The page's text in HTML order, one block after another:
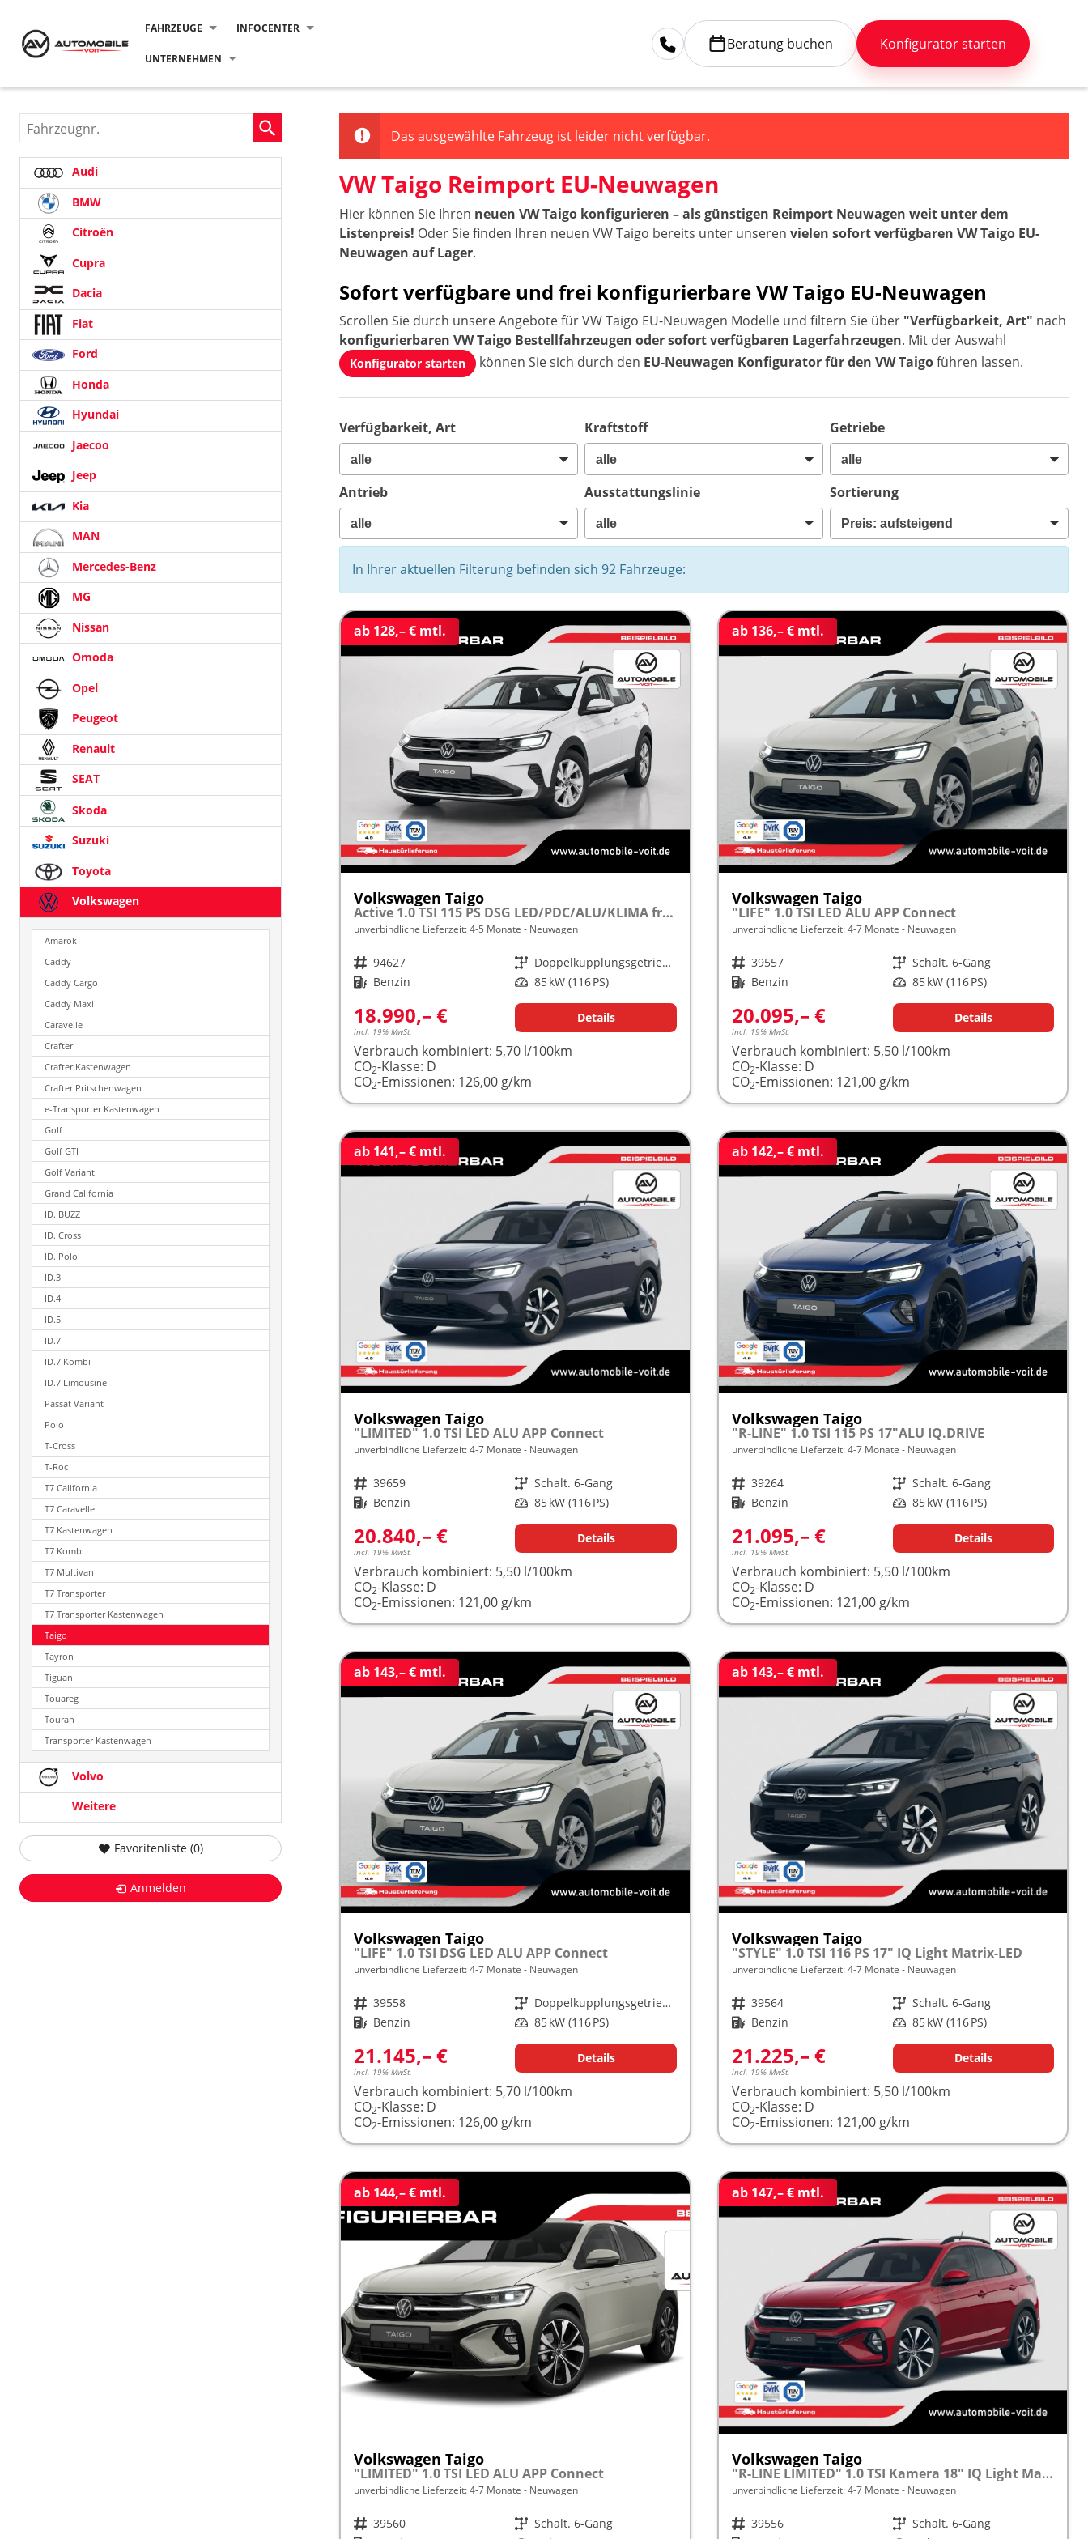
FAHRZEUGE INFOCENTER
UNTERNEHMEN
Beratung buchen Konfigurator starten
Das ausgewählte Fahrzeug ist leider nicht verfügbar.
VW Taigo Reimport EU-Neuwagen
Hier können Sie Ihren neuen VW Taigo konfigurieren – als günstigen Reimport Neuwagen weit unter dem
Listenpreis! Oder Sie finden Ihren neuen VW Taigo bereits unter unserenvielen sofort verfügbaren VW Taigo EU-
Neuwagen auf Lager.
Sofort verfügbare und frei konfigurierbare VW Taigo EU-Neuwagen
Scrollen Sie durch unsere Angebote für VW Taigo EU-Neuwagen Modelle und filtern Sie über "Verfügbarkeit, Art" nach
konfigurierbaren VW Taigo Bestellfahrzeugen oder sofort verfügbaren Lagerfahrzeugen. Mit der Auswahl
Konfigurator starten können Sie sich durch den EU-Neuwagen Konfigurator für den VW Taigoführen lassen.
Verfügbarkeit, Art Kraftstoff Getriebe
Antrieb Ausstattungslinie Sortierung
In Ihrer aktuellen Filterung befinden sich 92 Fahrzeuge:
ab 128,– € mtl.
Volkswagen Taigo
Active 1.0 TSI 115 PS DSG LED/PDC/ALU/KLIMA frei konfigurierbar!
unverbindliche Lieferzeit: 4-5 Monate Neuwagen
Fahrzeugnr. 94627 Getriebe
Doppelkupplungsgetriebe (DSG)
Kraftstoff Benzin Leistung 85 kW (116 PS)
18.990,– €
incl. 19% MwSt.
Details
Verbrauch kombiniert: 5,70 l/100km
CO2-Klasse: D
CO2-Emissionen: 126,00 g/km
ab 136,– € mtl.
Volkswagen Taigo
"LIFE" 1.0 TSI LED ALU APP Connect
unverbindliche Lieferzeit: 4-7 Monate Neuwagen
Fahrzeugnr. 39557 Getriebe Schalt. 6-Gang
Kraftstoff Benzin Leistung 85 kW (116 PS)
20.095,– €
incl. 19% MwSt.
Details
Verbrauch kombiniert: 5,50 l/100km
CO2-Klasse: D
CO2-Emissionen: 121,00 g/km
ab 141,– € mtl.
Volkswagen Taigo
"LIMITED" 1.0 TSI LED ALU APP Connect
unverbindliche Lieferzeit: 4-7 Monate Neuwagen
Fahrzeugnr. 39659 Getriebe Schalt. 6-Gang
Kraftstoff Benzin Leistung 85 kW (116 PS)
20.840,– €
incl. 19% MwSt.
Details
Verbrauch kombiniert: 5,50 l/100km
CO2-Klasse: D
CO2-Emissionen: 121,00 g/km
ab 142,– € mtl.
Volkswagen Taigo
"R-LINE" 1.0 TSI 115 PS 17"ALU IQ.DRIVE
unverbindliche Lieferzeit: 4-7 Monate Neuwagen
Fahrzeugnr. 39264 Getriebe Schalt. 6-Gang
Kraftstoff Benzin Leistung 85 kW (116 PS)
21.095,– €
incl. 19% MwSt.
Details
Verbrauch kombiniert: 5,50 l/100km
CO2-Klasse: D
CO2-Emissionen: 121,00 g/km
ab 143,– € mtl.
Volkswagen Taigo
"LIFE" 1.0 TSI DSG LED ALU APP Connect
unverbindliche Lieferzeit: 4-7 Monate Neuwagen
Fahrzeugnr. 39558 Getriebe
Doppelkupplungsgetriebe (DSG)
Kraftstoff Benzin Leistung 85 kW (116 PS)
21.145,– €
incl. 19% MwSt.
Details
Verbrauch kombiniert: 5,70 l/100km
CO2-Klasse: D
CO2-Emissionen: 126,00 g/km
ab 143,– € mtl.
Volkswagen Taigo
"STYLE" 1.0 TSI 116 PS 17" IQ Light Matrix-LED
unverbindliche Lieferzeit: 4-7 Monate Neuwagen
Fahrzeugnr. 39564 Getriebe Schalt. 6-Gang
Kraftstoff Benzin Leistung 85 kW (116 PS)
21.225,– €
incl. 19% MwSt.
Details
Verbrauch kombiniert: 5,50 l/100km
CO2-Klasse: D
CO2-Emissionen: 121,00 g/km
ab 144,– € mtl.
Volkswagen Taigo
"LIMITED" 1.0 TSI LED ALU APP Connect
unverbindliche Lieferzeit: 4-7 Monate Neuwagen
Fahrzeugnr. 39560 Getriebe Schalt. 6-Gang
ab 147,– € mtl.
Volkswagen Taigo
"R-LINE LIMITED" 1.0 TSI Kamera 18" IQ Light Matrix-LED
unverbindliche Lieferzeit: 4-7 Monate Neuwagen
Fahrzeugnr. 39556 Getriebe Schalt. 6-Gang
Fahrzeugnr.
Audi
BMW
Citroën
Cupra
Dacia
Fiat
Ford
Honda
Hyundai
Jaecoo
Jeep
Kia
MAN
Mercedes-Benz
MG
Nissan
Omoda
Opel
Peugeot
Renault
SEAT
Skoda
Suzuki
Toyota
Volkswagen
Amarok
Caddy
Caddy Cargo
Caddy Maxi
Caravelle
Crafter
Crafter Kastenwagen
Crafter Pritschenwagen
e-Transporter Kastenwagen
Golf
Golf GTI
Golf Variant
Grand California
ID. BUZZ
ID. Cross
ID. Polo
ID.3
ID.4
ID.5
ID.7
ID.7 Kombi
ID.7 Limousine
Passat Variant
Polo
T-Cross
T-Roc
T7 California
T7 Caravelle
T7 Kastenwagen
T7 Kombi
T7 Multivan
T7 Transporter
T7 Transporter Kastenwagen
Taigo
Tayron
Tiguan
Touareg
Touran
Transporter Kastenwagen
Volvo
Weitere
Favoritenliste (0)
Anmelden